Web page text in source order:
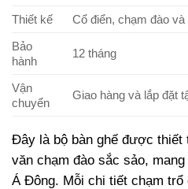
Thiết kế
Cổ điển, chạm đào
Bảo
hành
12 tháng
Vận
chuyển
Giao hàng và lắp đặt
Đây là bộ bàn ghế được thiết
văn chạm đào sắc sảo,
Á Đông. Mỗi chi tiết chạm